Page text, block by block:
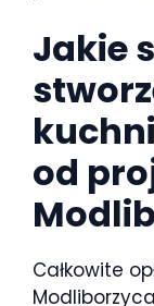
Jakie
od
Całkowite